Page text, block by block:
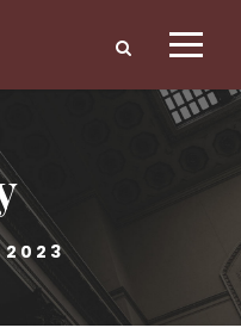
2023